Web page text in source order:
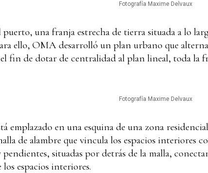
Fotografía Maxime Delvaux
una franja estrecha de tierra situada a lo
ello, OMA desarrolló un plan urbano que
fin de dotar de centralidad al plan lineal, toda la
Fotografía Maxime Delvaux
emplazado en una esquina de una zona
de alambre que vincula los espacios interiores
situadas por detrás de la malla,
espacios interiores.